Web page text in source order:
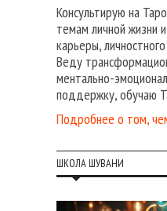
Консультирую на
темам личной жизни
карьеры,
Веду
ментально-
поддержку, обучаю
Подробнее о том,
ШКОЛА ШУВАНИ